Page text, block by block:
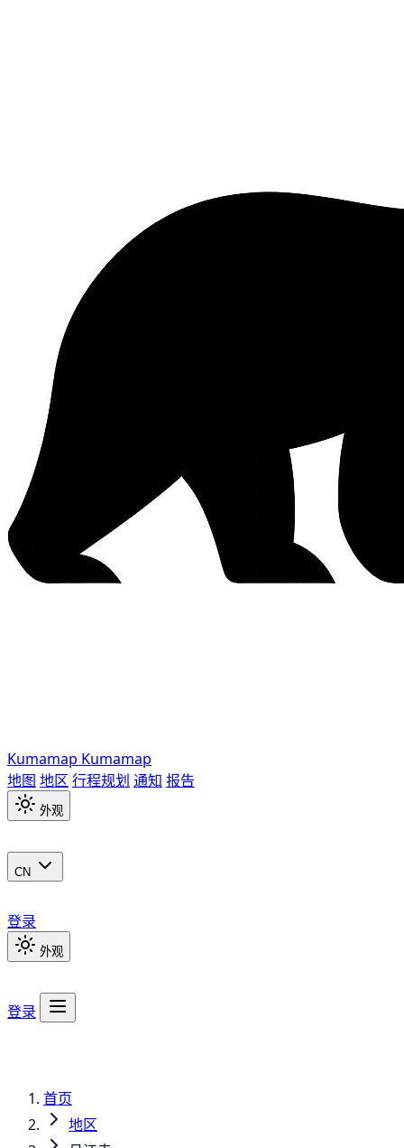
Kumamap Kumamap
地图 地区 行程规划 通知 报告
外观
CN
登录
外观
登录
首页
地区